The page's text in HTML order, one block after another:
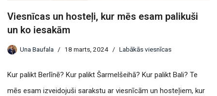
Viesnīcas un hosteļi, kur mēs esam palikuši
un ko iesakām
Una Baufala 18 marts, 2024 Labākās viesnīcas
Kur palikt Berlīnē? Kur palikt Šarmelšeihā? Kur palikt Bali? Te
mēs esam izveidojuši sarakstu ar viesnīcām un hosteļiem, kur